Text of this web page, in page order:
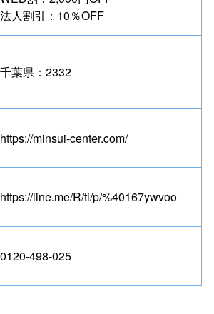
法人割引：10％OFF
千葉県：2332
https://minsui-center.com/
https://line.me/R/ti/p/%40167ywvoo
0120-498-025